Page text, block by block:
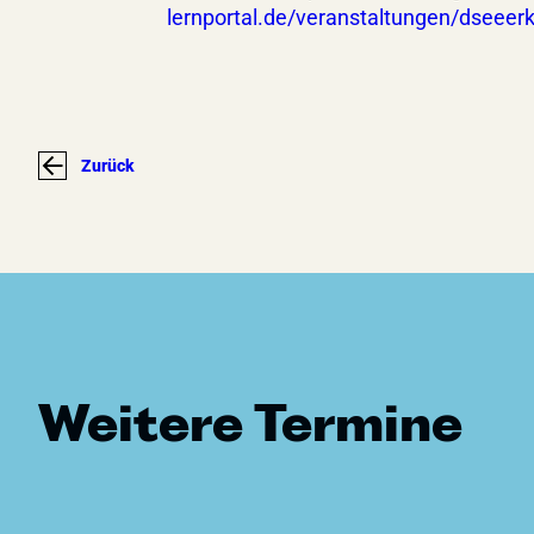
lernportal.de/veranstaltungen/
Zurück
Weitere Termine